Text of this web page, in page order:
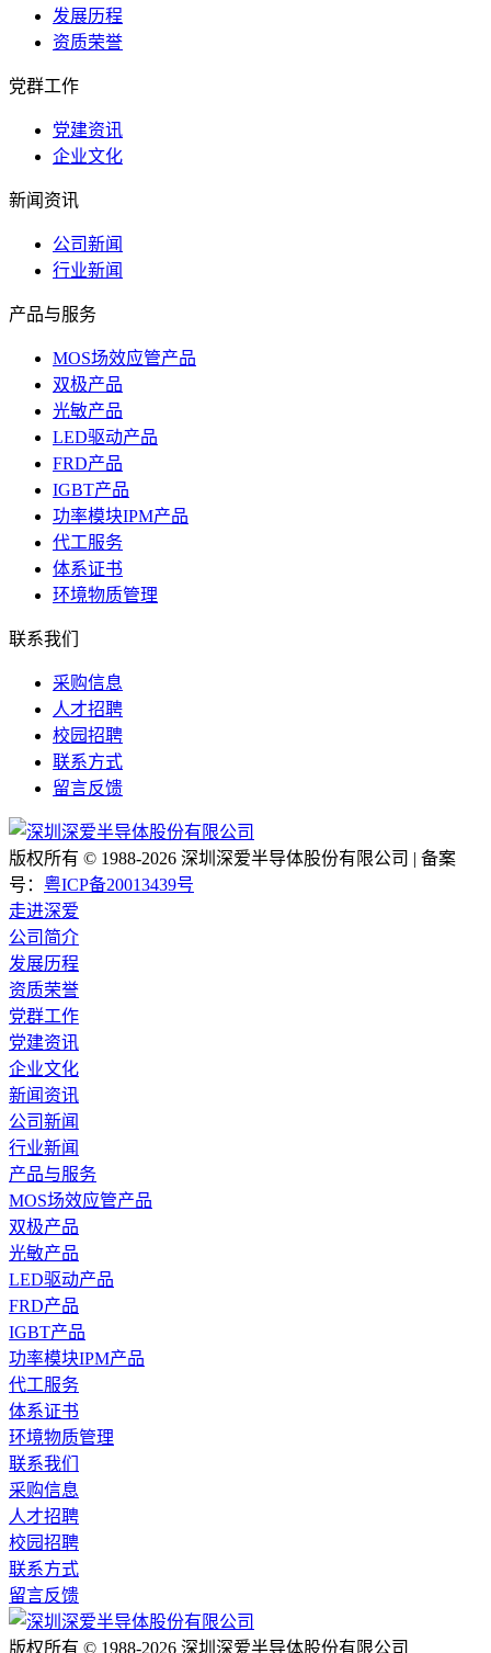
发展历程
资质荣誉
党群工作
党建资讯
企业文化
新闻资讯
公司新闻
行业新闻
产品与服务
MOS场效应管产品
双极产品
光敏产品
LED驱动产品
FRD产品
IGBT产品
功率模块IPM产品
代工服务
体系证书
环境物质管理
联系我们
采购信息
人才招聘
校园招聘
联系方式
留言反馈
版权所有 © 1988-2026 深圳深爱半导体股份有限公司 | 备案
号： 粤ICP备20013439号
走进深爱
公司简介
发展历程
资质荣誉
党群工作
党建资讯
企业文化
新闻资讯
公司新闻
行业新闻
产品与服务
MOS场效应管产品
双极产品
光敏产品
LED驱动产品
FRD产品
IGBT产品
功率模块IPM产品
代工服务
体系证书
环境物质管理
联系我们
采购信息
人才招聘
校园招聘
联系方式
留言反馈
版权所有 © 1988-2026 深圳深爱半导体股份有限公司